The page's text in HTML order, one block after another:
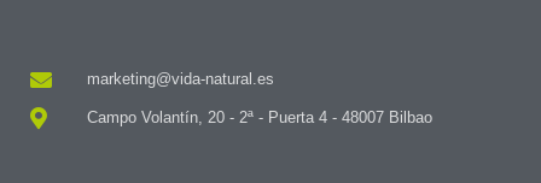
marketing@vida-natural.es
Campo Volantín, 20 - 2ª - Puerta 4 - 48007 Bilbao